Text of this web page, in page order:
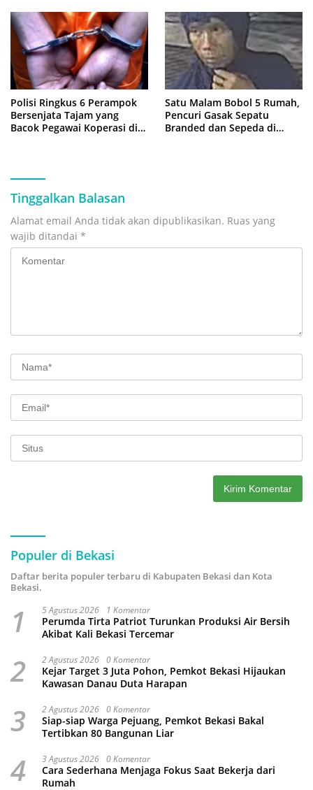
Polisi Ringkus 6 Perampok
Bersenjata Tajam yang
Bacok Pegawai Koperasi di
Satu Malam Bobol 5 Rumah,
Pencuri Gasak Sepatu
Branded dan Sepeda di
Tinggalkan Balasan
Alamat email Anda tidak akan dipublikasikan. Ruas yang
wajib ditandai *
Populer di Bekasi
Daftar berita populer terbaru di Kabupaten Bekasi dan Kota
Bekasi.
1 5 Agustus 2026 1 Komentar
Perumda Tirta Patriot Turunkan Produksi Air Bersih
Akibat Kali Bekasi Tercemar
2 2 Agustus 2026 0 Komentar
Kejar Target 3 Juta Pohon, Pemkot Bekasi Hijaukan
Kawasan Danau Duta Harapan
3 2 Agustus 2026 0 Komentar
Siap-siap Warga Pejuang, Pemkot Bekasi Bakal
Tertibkan 80 Bangunan Liar
4 3 Agustus 2026 0 Komentar
Cara Sederhana Menjaga Fokus Saat Bekerja dari
Rumah